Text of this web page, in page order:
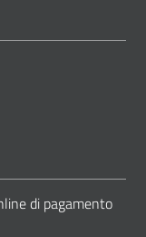
di pagamento